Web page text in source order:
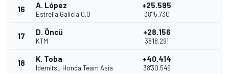
16 A. López
Estrella Galicia 0,0
+25.595
38'15.730
17 D. Öncü
KTM
+28.156
38'18.291
18 K. Toba
Idemitsu Honda Team Asia
+40.414
38'30.549